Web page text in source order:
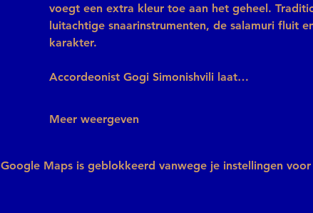
voegt een extra kleur toe aan het geheel.
luitachtige snaarinstrumenten, de salamuri fluit
karakter.
Accordeonist Gogi Simonishvili laat…
Meer weergeven
Google Maps is geblokkeerd vanwege je instellingen